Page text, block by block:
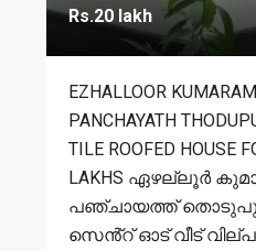
Rs.20 lakh
EZHALLOOR
PANCHAYATH
TILE ROOFED HOUSE
LAKHS ഏഴല്ലൂർ
പഞ്ചായത്ത്
സെൻ്റ് ഓട് വീട്